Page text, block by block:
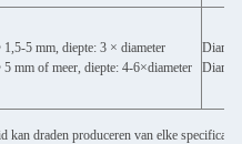
5 mm, diepte: 3 × diameter
mm of meer, diepte: 4-6×diameter
kan draden produceren van elke